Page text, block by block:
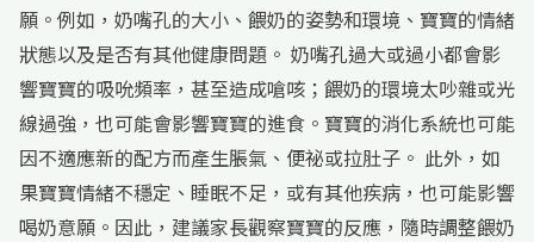
願。例如，奶嘴孔的大小、餵奶的姿勢和環境、寶寶的情緒
狀態以及是否有其他健康問題。 奶嘴孔過大或過小都會影
響寶寶的吸吮頻率，甚至造成嗆咳；餵奶的環境太吵雜或光
線過強，也可能會影響寶寶的進食。寶寶的消化系統也可能
因不適應新的配方而產生脹氣、便祕或拉肚子。 此外，如
果寶寶情緒不穩定、睡眠不足，或有其他疾病，也可能影響
喝奶意願。因此，建議家長觀察寶寶的反應，隨時調整餵奶